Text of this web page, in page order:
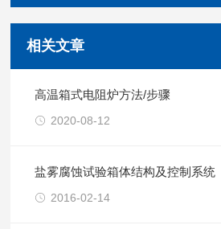
相关文章
高温箱式电阻炉方法/步骤
2020-08-12
盐雾腐蚀试验箱体结构及控制系统
2016-02-14